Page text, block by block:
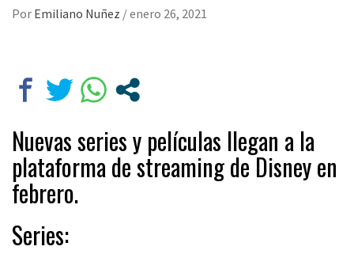
Por Emiliano Nuñez /enero 26, 2021
Nuevas series y películas llegan a la
plataforma de streaming de Disney en
febrero.
Series: